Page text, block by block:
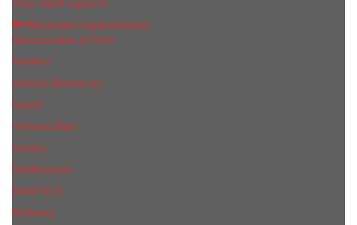
Yves Saint Laurent
Мужская парфюмерия
Abercrombie & Fitch
Annifen
Antonio Banderas
Armaf
Armand Basi
Azzaro
Baldessarini
Bond № 9
Burberry